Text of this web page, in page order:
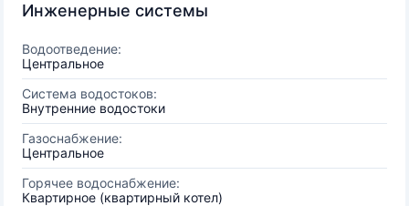
Инженерные системы
Водоотведение:
Центральное
Система водостоков:
Внутренние водостоки
Газоснабжение:
Центральное
Горячее водоснабжение:
Квартирное (квартирный котел)